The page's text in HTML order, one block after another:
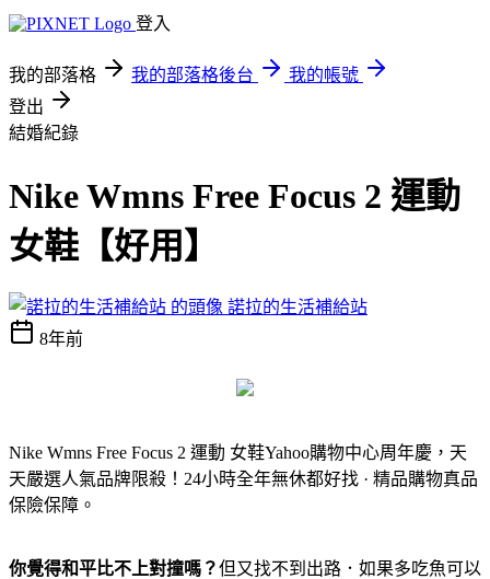
登入
我的部落格 我的部落格後台
我的帳號
登出
結婚紀錄
Nike Wmns Free Focus 2 運動
女鞋【好用】
諾拉的生活補給站
8年前
Nike Wmns Free Focus 2 運動 女鞋Yahoo購物中心周年慶，天
天嚴選人氣品牌限殺！24小時全年無休都好找 · 精品購物真品
保險保障。
你覺得和平比不上對撞嗎？但又找不到出路．如果多吃魚可以